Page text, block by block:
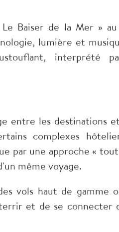
Baiser de la Mer »
lumière et
interprété
entre les destinations
complexes
par une approche «
même voyage.
vols haut de gamme
et de se